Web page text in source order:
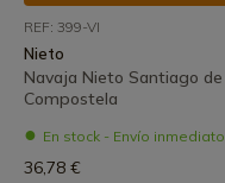
REF: 399-VI
Nieto
Navaja Nieto Santiago de
Compostela
En stock - Envío inmediato
36,78 €